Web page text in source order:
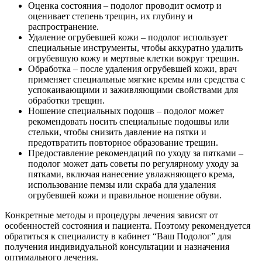
Оценка состояния – подолог проводит осмотр и
оценивает степень трещин, их глубину и
распространение.
Удаление огрубевшей кожи – подолог использует
специальные инструменты, чтобы аккуратно удалить
огрубевшую кожу и мертвые клетки вокруг трещин.
Обработка – после удаления огрубевшей кожи, врач
применяет специальные мягкие кремы или средства с
успокаивающими и заживляющими свойствами для
обработки трещин.
Ношение специальных подошв – подолог может
рекомендовать носить специальные подошвы или
стельки, чтобы снизить давление на пятки и
предотвратить повторное образование трещин.
Предоставление рекомендаций по уходу за пятками –
подолог может дать советы по регулярному уходу за
пятками, включая нанесение увлажняющего крема,
использование пемзы или скраба для удаления
огрубевшей кожи и правильное ношение обуви.
Конкретные методы и процедуры лечения зависят от
особенностей состояния и пациента. Поэтому рекомендуется
обратиться к специалисту в кабинет “Ваш Подолог” для
получения индивидуальной консультации и назначения
оптимального лечения.